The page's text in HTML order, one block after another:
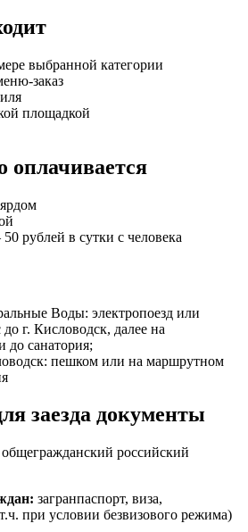
выбранной категории
заказ
площадкой
оплачивается
рублей в сутки с человека
Воды: электропоезд или
г. Кисловодск, далее на
до санатория;
пешком или на маршрутном
заезда документы
общегражданский российский
загранпаспорт, виза,
при условии безвизового режима)